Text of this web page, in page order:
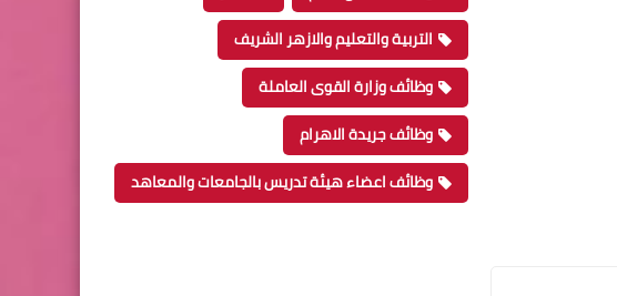
التربية والتعليم والازهر الشريف
وظائف وزارة القوى العاملة
وظائف جريدة الاهرام
وظائف اعضاء هيئة تدريس بالجامعات والمعاهد